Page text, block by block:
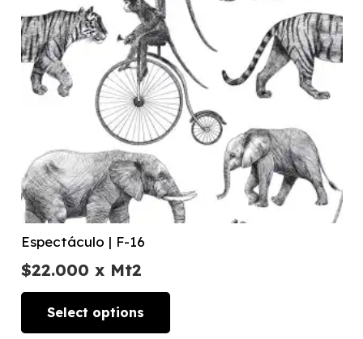
Espectáculo | F-16
$22.000 x Mt2
Select options